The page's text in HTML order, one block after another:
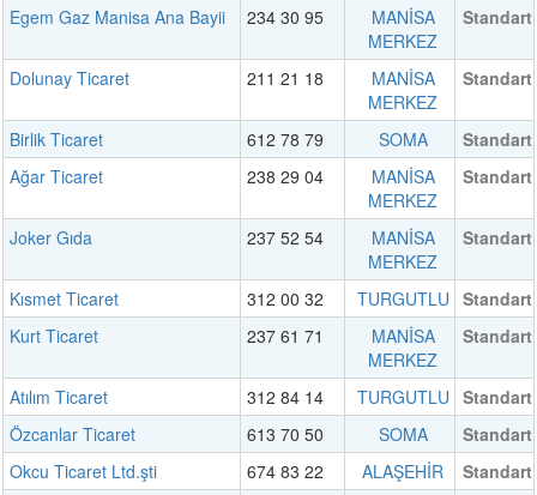
Egem Gaz Manisa Ana Bayii 234 30 95
MANİSA
MERKEZ
Standart
Dolunay Ticaret 211 21 18
MANİSA
MERKEZ
Standart
Birlik Ticaret 612 78 79 SOMA
Standart
Ağar Ticaret
238 29 04
MANİSA
MERKEZ
Standart
Joker Gıda 237 52 54
MANİSA
MERKEZ
Standart
Kısmet Ticaret 312 00 32 TURGUTLU Standart
Kurt Ticaret
237 61 71
MANİSA
MERKEZ
Standart
Atılım Ticaret 312 84 14 TURGUTLU Standart
Özcanlar Ticaret
613 70 50 SOMA
Standart
Okcu Ticaret Ltd.şti
674 83 22 ALAŞEHİR
Standart